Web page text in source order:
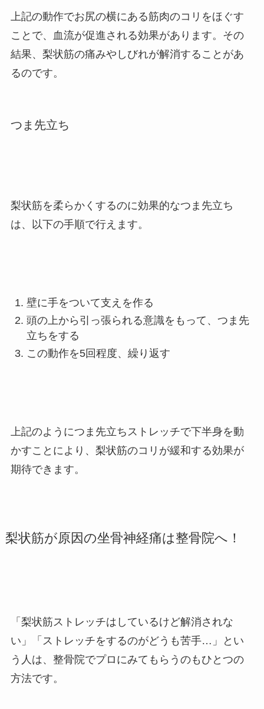
上記の動作でお尻の横にある筋肉のコリをほぐす
ことで、血流が促進される効果があります。 その
結果、梨状筋の痛みやしびれが解消することがあ
るのです。
つま先立ち
梨状筋を柔らかくするのに効果的なつま先立ち
は、以下の手順で行えます。
壁に手をついて支えを作る
頭の上から引っ張られる意識をもって、つま先
立ちをする
この動作を5回程度、繰り返す
上記のようにつま先立ちストレッチで下半身を動
かすことにより、梨状筋のコリが緩和する効果が
期待できます。
梨状筋が原因の坐骨神経痛は整骨院へ！
「梨状筋ストレッチはしているけど解消されな
い」「ストレッチをするのがどうも苦手…」とい
う人は、整骨院でプロにみてもらうのもひとつの
方法です。